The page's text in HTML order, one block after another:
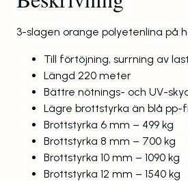
3-slagen orange polyetenlina på
Till förtöjning, surrning av
Längd 220 meter
Bättre nötnings- och UV-
Lägre brottstyrka än blå pp-
Brottstyrka 6 mm – 499 kg
Brottstyrka 8 mm – 700 kg
Brottstyrka 10 mm – 1090 kg
Brottstyrka 12 mm – 1540 kg